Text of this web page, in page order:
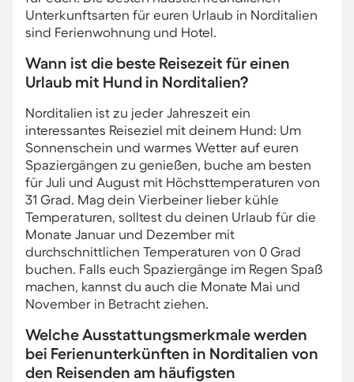
Unterkunftsarten für euren Urlaub in Norditalien
sind Ferienwohnung und Hotel.
Wann ist die beste Reisezeit für einen
Urlaub mit Hund in Norditalien?
Norditalien ist zu jeder Jahreszeit ein
interessantes Reiseziel mit deinem Hund: Um
Sonnenschein und warmes Wetter auf euren
Spaziergängen zu genießen, buche am besten
für Juli und August mit Höchsttemperaturen von
31 Grad. Mag dein Vierbeiner lieber kühle
Temperaturen, solltest du deinen Urlaub für die
Monate Januar und Dezember mit
durchschnittlichen Temperaturen von 0 Grad
buchen. Falls euch Spaziergänge im Regen Spaß
machen, kannst du auch die Monate Mai und
November in Betracht ziehen.
Welche Ausstattungsmerkmale werden
bei Ferienunterkünften in Norditalien von
den Reisenden am häufigsten